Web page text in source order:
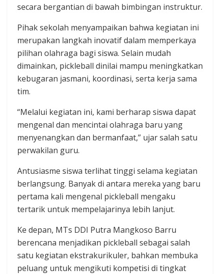
secara bergantian di bawah bimbingan instruktur.
Pihak sekolah menyampaikan bahwa kegiatan ini
merupakan langkah inovatif dalam memperkaya
pilihan olahraga bagi siswa. Selain mudah
dimainkan, pickleball dinilai mampu meningkatkan
kebugaran jasmani, koordinasi, serta kerja sama
tim.
“Melalui kegiatan ini, kami berharap siswa dapat
mengenal dan mencintai olahraga baru yang
menyenangkan dan bermanfaat,” ujar salah satu
perwakilan guru.
Antusiasme siswa terlihat tinggi selama kegiatan
berlangsung. Banyak di antara mereka yang baru
pertama kali mengenal pickleball mengaku
tertarik untuk mempelajarinya lebih lanjut.
Ke depan, MTs DDI Putra Mangkoso Barru
berencana menjadikan pickleball sebagai salah
satu kegiatan ekstrakurikuler, bahkan membuka
peluang untuk mengikuti kompetisi di tingkat